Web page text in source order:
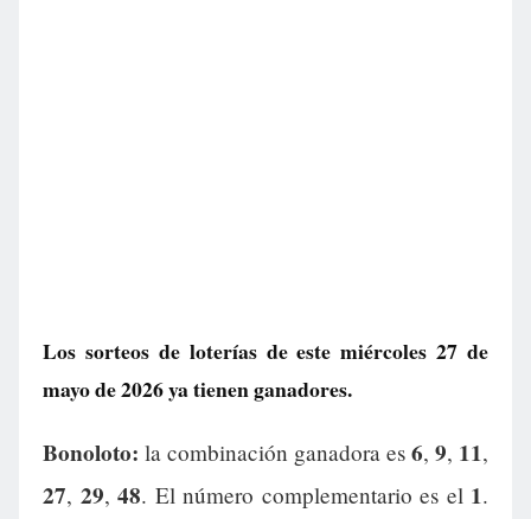
Los sorteos de loterías de este miércoles 27 de
mayo de 2026 ya tienen ganadores.
Bonoloto: la combinación ganadora es 6, 9, 11,
27, 29, 48. El número complementario es el 1.